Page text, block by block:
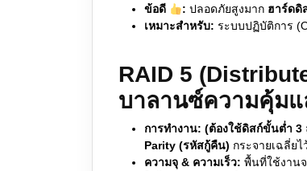
ข้อดี
: ปลอดภัยสูงมาก ฮาร์ดดิ
เหมาะสำหรับ: ระบบปฏิบัติการ
RAID 5
บาลานซ์ความคุ้ม
การทำงาน: (ต้องใช้ดิสก์ขั้นต่ำ 3
Parity (รหัสกู้คืน) กระจายเฉลี่ย
ความจุ & ความเร็ว: พื้นที่ใช้งาน